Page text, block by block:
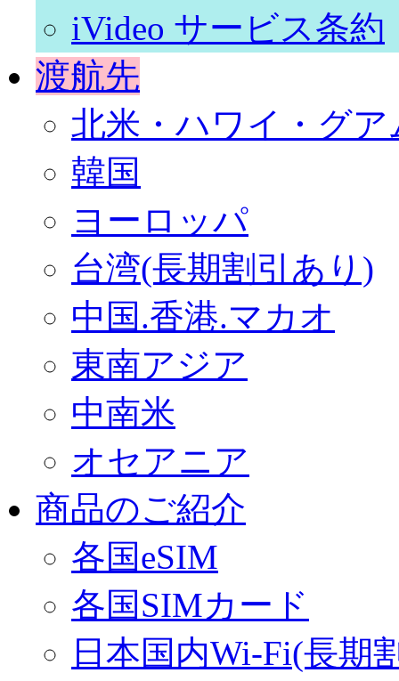
iVideo サービス条約
渡航先
北米・ハワイ・グア
韓国
ヨーロッパ
台湾(長期割引あり)
中国.香港.マカオ
東南アジア
中南米
オセアニア
商品のご紹介
各国eSIM
各国SIMカード
日本国内Wi-Fi(長期